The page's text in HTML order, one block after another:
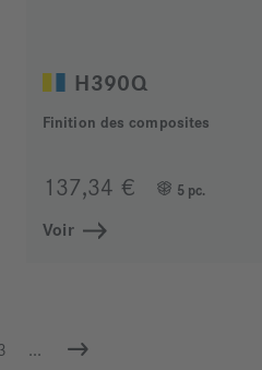
H390Q
Finition des composites
137,34 € 5 pc.
Voir
...